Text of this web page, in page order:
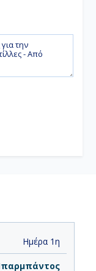
ΑΝΑΧΩΡΗΣΗ
Ημέρα 1η